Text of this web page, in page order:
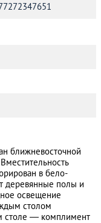
ближневосточной
в бело-
деревянные полы и
освещение
столом
столе — комплимент